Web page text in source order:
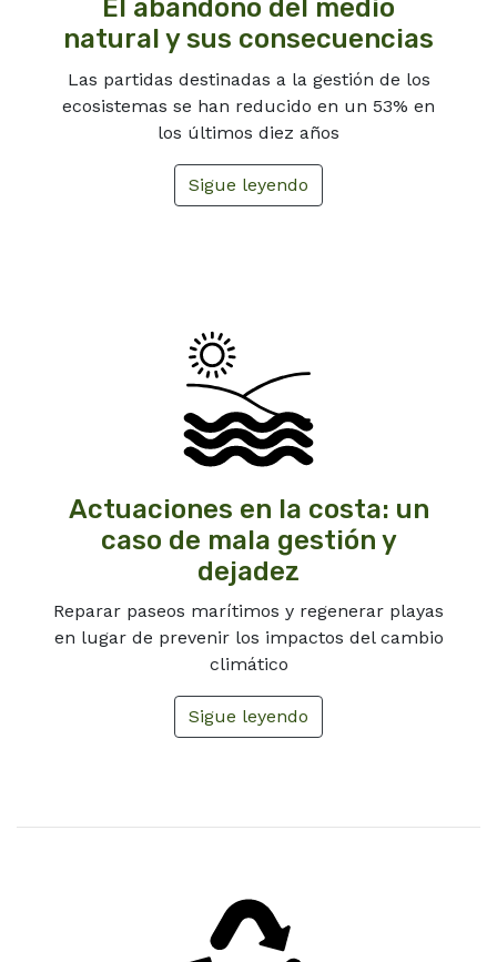
El abandono del medio
natural y sus consecuencias
Las partidas destinadas a la gestión de los
ecosistemas se han reducido en un 53% en
los últimos diez años
Sigue leyendo
Actuaciones en la costa: un
caso de mala gestión y
dejadez
Reparar paseos marítimos y regenerar playas
en lugar de prevenir los impactos del cambio
climático
Sigue leyendo